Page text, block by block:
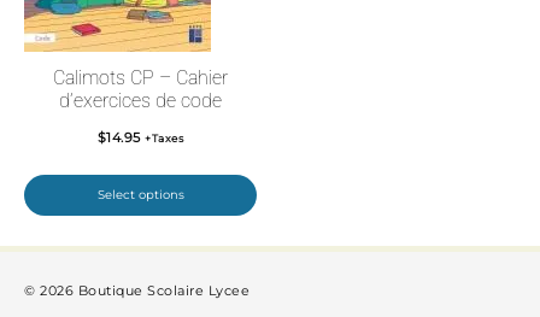
Calimots CP – Cahier
d’exercices de code
$14.95 +Taxes
Select options
© 2026 Boutique Scolaire Lycee